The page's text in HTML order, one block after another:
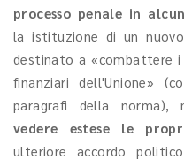
processo penale in
la istituzione di un
destinato a «combattere
finanziari dell'Unione»
paragrafi della norma),
vedere estese le
ulteriore accordo